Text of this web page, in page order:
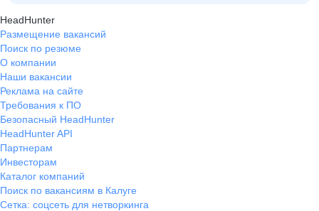
HeadHunter
Размещение вакансий
Поиск по резюме
О компании
Наши вакансии
Реклама на сайте
Требования к ПО
Безопасный HeadHunter
HeadHunter API
Партнерам
Инвесторам
Каталог компаний
Поиск по вакансиям в Калуге
Сетка: соцсеть для нетворкинга